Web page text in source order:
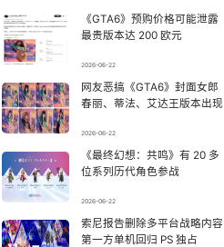
9 广东或将迎来“空调外机” 7139625°
11
12 新疆疏附县发生8.5级地震系谣言 6857003°
13
《GTA6》预购价格可能泄露
最贵版本达 200 欧元
2026-06-22
网友恶搞《GTA6》封面女郎
春丽、蒂法、艾达王版本出现
2026-06-22
《最终幻想：共鸣》有 20 多
位系列历代角色参战
2026-06-22
索尼报告删除多平台战略内容
第一方单机回归 PS 独占